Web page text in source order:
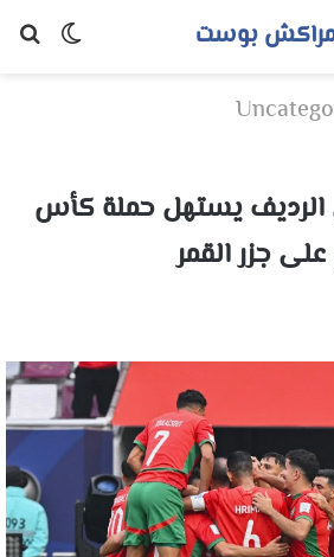
الوضع
بوست
الرديف يستهل حملة كأس
جزر القمر